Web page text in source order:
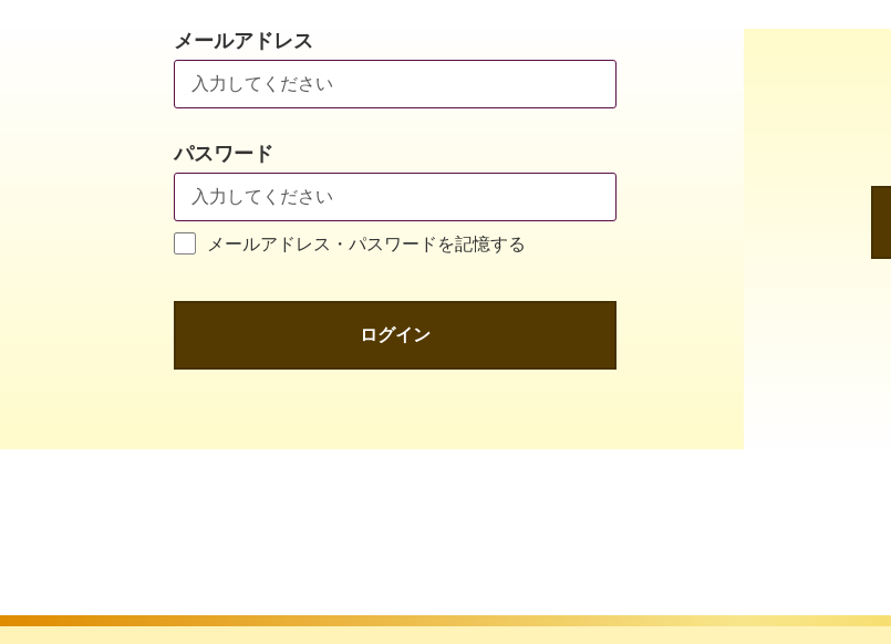
メールアドレス
パスワード
メールアドレス・パスワードを記憶する
ログイン